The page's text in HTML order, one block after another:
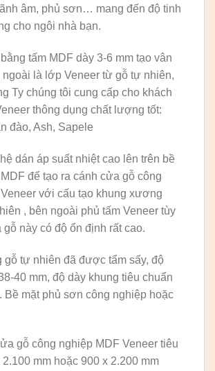
âm, phủ sơn… mang đến độ tinh
cho ngôi nhà bạn.
tấm MDF dày 3-6 mm tạo vân
ngoài là lớp Veneer từ gỗ tự nhiên,
Ty chúng tôi cung cấp cho khách
thông dụng chất lượng tốt:
đào, Ash, Sapele
dán áp suất nhiệt cao lên trên bề
để tạo ra cánh cửa gỗ công
với cấu tạo khung xương
, bên ngoài phủ tấm Veneer tùy
gỗ này có độ ổn định rất cao.
gỗ tự nhiên đã được tẩm sấy, độ
40 mm, độ dày khung tiêu chuẩn
Bề mặt phủ sơn công nghiệp hoặc
gỗ công nghiệp MDF Veneer tiêu
mm hoặc 900 x 2.200 mm